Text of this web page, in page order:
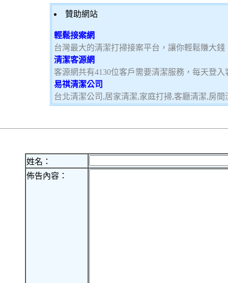
贊助網站
輕鬆接案網
台灣最大的清潔打掃接案平台，讓你輕鬆賺大
清潔客源網
客源網共有4130位客戶需要清潔服務，每天登
易祺清潔公司
台北清潔公司,居家清潔,家庭打掃,客廳清潔,房
姓名：
佈告內容：